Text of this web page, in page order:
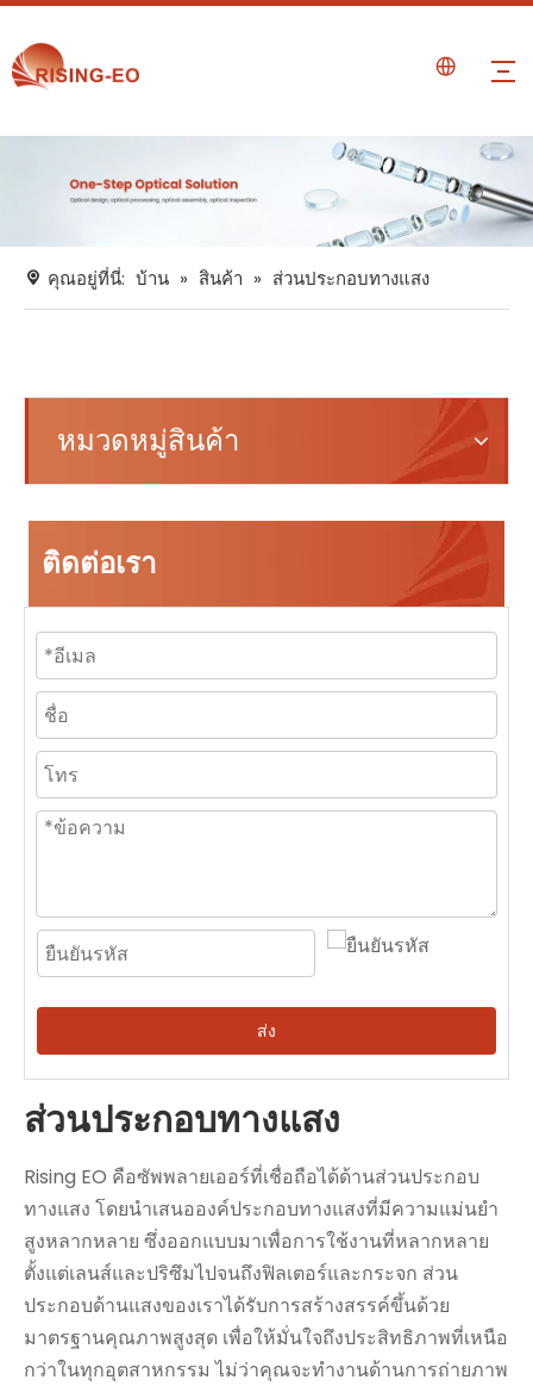
คุณอยู่ที่นี่: บ้าน » สินค้า » ส่วนประกอบทางแสง
หมวดหมู่สินค้า
ติดต่อเรา
ส่ง
ส่วนประกอบทางแสง
Rising EO คือซัพพลายเออร์ที่เชื่อถือได้ด้านส่วนประกอบ
ทางแสง โดยนำเสนอองค์ประกอบทางแสงที่มีความแม่นยำ
สูงหลากหลาย ซึ่งออกแบบมาเพื่อการใช้งานที่หลากหลาย
ตั้งแต่เลนส์และปริซึมไปจนถึงฟิลเตอร์และกระจก ส่วน
ประกอบด้านแสงของเราได้รับการสร้างสรรค์ขึ้นด้วย
มาตรฐานคุณภาพสูงสุด เพื่อให้มั่นใจถึงประสิทธิภาพที่เหนือ
กว่าในทุกอุตสาหกรรม ไม่ว่าคุณจะทำงานด้านการถ่ายภาพ